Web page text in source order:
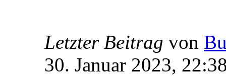
Letzter Beitrag von
30. Januar 2023,